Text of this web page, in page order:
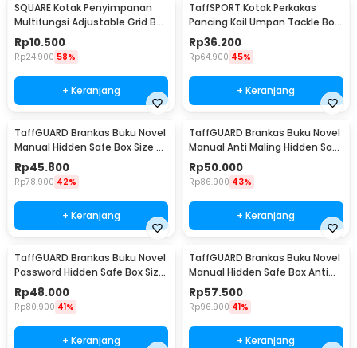
SQUARE Kotak Penyimpanan
Multifungsi Adjustable Grid Box
24 Slot - J24D
Rp10.500
Rp24.900 58%
+ Keranjang
TaffSPORT Kotak Perkakas
Pancing Kail Umpan Tackle Box
14 Grid - LYH-1017
Rp36.200
Rp64.900 45%
+ Keranjang
TaffGUARD Brankas Buku Novel
Manual Hidden Safe Box Size S
- KB-20L
Rp45.800
Rp78.900 42%
+ Keranjang
TaffGUARD Brankas Buku Novel
Manual Anti Maling Hidden Safe
Box Size S - KB-20L
Rp50.000
Rp86.900 43%
+ Keranjang
TaffGUARD Brankas Buku Novel
Password Hidden Safe Box Size
S - KB-20P
Rp48.000
Rp80.900 41%
+ Keranjang
TaffGUARD Brankas Buku Novel
Manual Hidden Safe Box Anti
Maling Size M - KB-20L
Rp57.500
Rp96.900 41%
+ Keranjang